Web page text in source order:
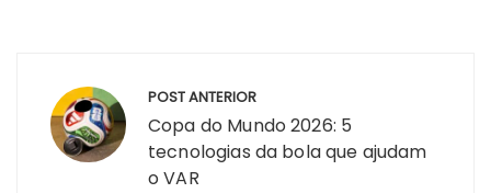
de
Post
POST ANTERIOR
Copa do Mundo 2026: 5
tecnologias da bola que ajudam
o VAR